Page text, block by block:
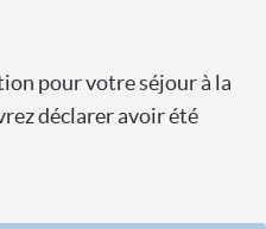
pour votre séjour à la
déclarer avoir été